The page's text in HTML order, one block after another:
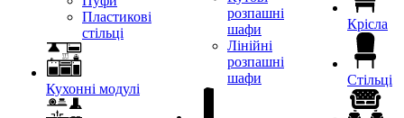
Пластикові
стільці
Кухонні модулі
розпашні
шафи
Лінійні
розпашні
шафи
Крісла
Стільці